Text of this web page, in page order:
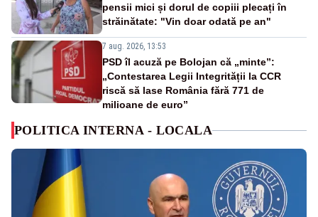
pensii mici și dorul de copiii plecați în
străinătate: "Vin doar odată pe an"
7 aug. 2026, 13:53
PSD îl acuză pe Bolojan că „minte”:
„Contestarea Legii Integrității la CCR
riscă să lase România fără 771 de
milioane de euro”
POLITICA INTERNA - LOCALA